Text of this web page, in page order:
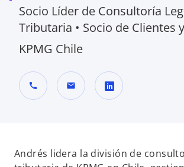
Socio Líder de Consultoría
Tributaria • Socio de Clientes
KPMG Chile
call mail
b
Andrés lidera la división de